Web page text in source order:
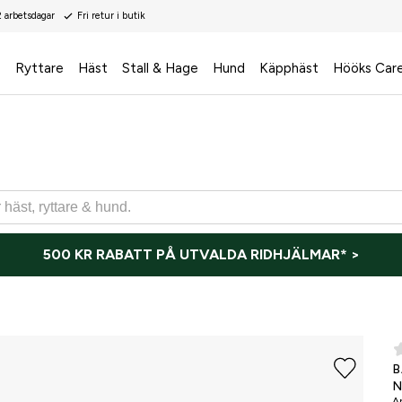
Fri retur i butik
Ryttare Häst Stall & Hage Hund Käpphäst Hööks
500 KR RABATT PÅ UTVALDA RIDHJÄLMAR* >